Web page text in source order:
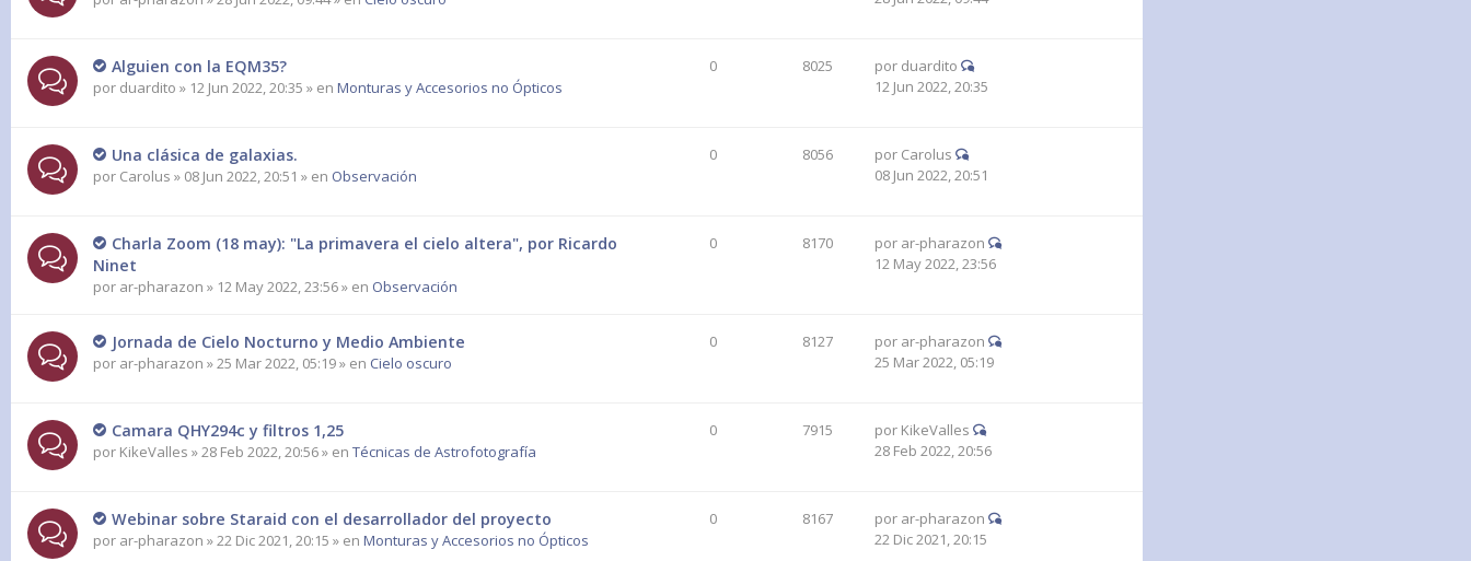
Alguien con la EQM35?
por duardito » 12 Jun 2022, 20:35 » en Monturas y Accesorios no Ópticos
0 8025 por duardito
12 Jun 2022, 20:35
Una clásica de galaxias.
por Carolus » 08 Jun 2022, 20:51 » en Observación
0 8056 por Carolus
08 Jun 2022, 20:51
Charla Zoom (18 may): "La primavera el cielo altera", por Ricardo
Ninet
por ar-pharazon » 12 May 2022, 23:56 » en Observación
0 8170 por ar-pharazon
12 May 2022, 23:56
Jornada de Cielo Nocturno y Medio Ambiente
por ar-pharazon » 25 Mar 2022, 05:19 » en Cielo oscuro
0 8127 por ar-pharazon
25 Mar 2022, 05:19
Camara QHY294c y filtros 1,25
por KikeValles » 28 Feb 2022, 20:56 » en Técnicas de Astrofotografía
0 7915 por KikeValles
28 Feb 2022, 20:56
Webinar sobre Staraid con el desarrollador del proyecto
por ar-pharazon » 22 Dic 2021, 20:15 » en Monturas y Accesorios no Ópticos
0 8167 por ar-pharazon
22 Dic 2021, 20:15